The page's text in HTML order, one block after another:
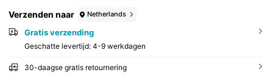
Verzenden naar Netherlands
Gratis verzending
Geschatte levertijd: 4-9 werkdagen
30-daagse gratis retournering